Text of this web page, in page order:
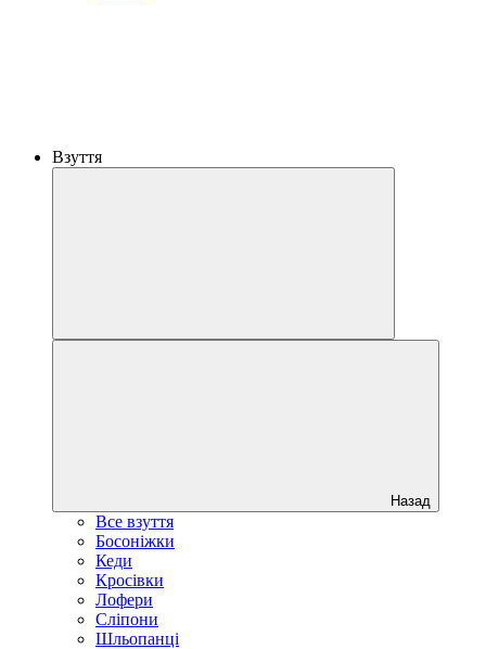
Взуття
Назад
Все взуття
Босоніжки
Кеди
Кросівки
Лофери
Сліпони
Шльопанці